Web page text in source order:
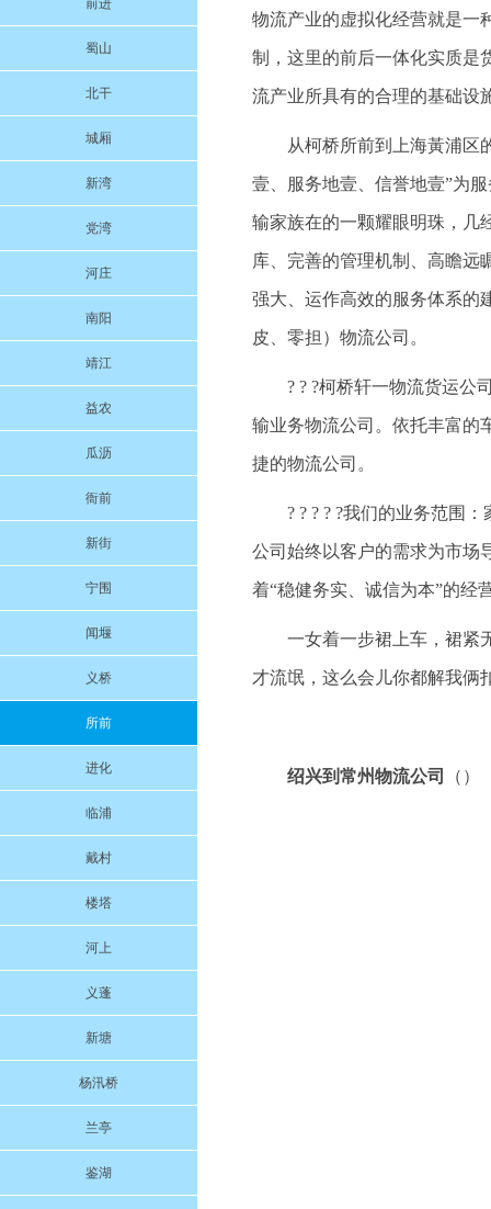
前进
蜀山
北干
城厢
新湾
党湾
河庄
南阳
靖江
益农
瓜沥
衙前
新街
宁围
闻堰
义桥
所前
进化
临浦
戴村
楼塔
河上
义蓬
新塘
杨汛桥
兰亭
鉴湖
物流产业的虚拟化经营就是一
制，这里的前后一体化实质是
流产业所具有的合理的基础设
从柯桥所前到上海黃浦区
壹、服务地壹、信誉地壹”为
输家族在的一颗耀眼明珠，几
库、完善的管理机制、高瞻远
强大、运作高效的服务体系的
皮、零担）物流公司。
? ? ?柯桥轩一物流货运公
输业务物流公司。依托丰富的
捷的物流公司。
? ? ? ? ?我们的业务范围
公司始终以客户的需求为市场
着“稳健务实、诚信为本”的经
一女着一步裙上车，裙紧
才流氓，这么会儿你都解我俩
绍兴到常州物流公司 （）